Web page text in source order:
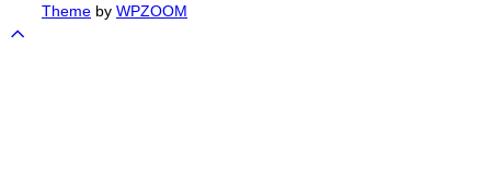
Theme by WPZOOM